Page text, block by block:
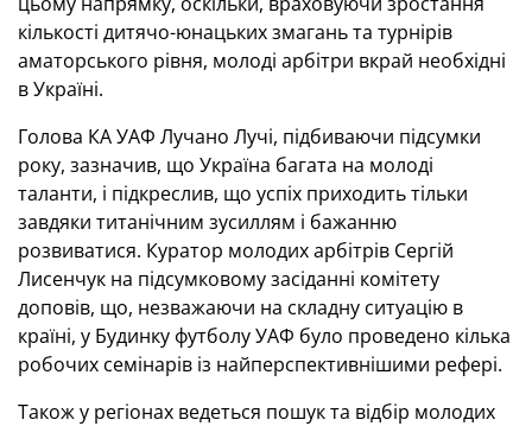
кількості дитячо-юнацьких змагань та турнірів
аматорського рівня, молоді арбітри вкрай необхідні
в Україні.
Голова КА УАФ Лучано Лучі, підбиваючи підсумки
року, зазначив, що Україна багата на молоді
таланти, і підкреслив, що успіх приходить тільки
завдяки титанічним зусиллям і бажанню
розвиватися. Куратор молодих арбітрів Сергій
Лисенчук на підсумковому засіданні комітету
доповів, що, незважаючи на складну ситуацію в
країні, у Будинку футболу УАФ було проведено кілька
робочих семінарів із найперспективнішими рефері.
Також у регіонах ведеться пошук та відбір молодих